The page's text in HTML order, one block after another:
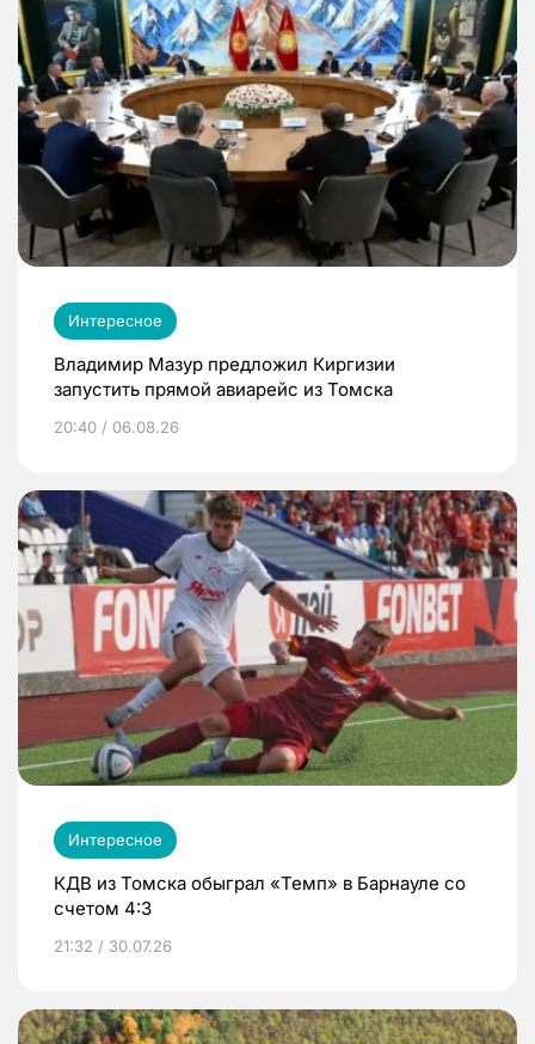
Интересное
Владимир Мазур предложил Киргизии
запустить прямой авиарейс из Томска
20:40 / 06.08.26
Интересное
КДВ из Томска обыграл «Темп» в Барнауле со
счетом 4:3
21:32 / 30.07.26